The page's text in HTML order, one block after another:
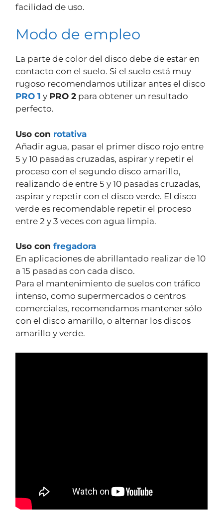
facilidad de uso.
Modo de empleo
La parte de color del disco debe de estar en
contacto con el suelo. Si el suelo está muy
rugoso recomendamos utilizar antes el disco
PRO 1 y PRO 2 para obtener un resultado
perfecto.
Uso con rotativa
Añadir agua, pasar el primer disco rojo entre
5 y 10 pasadas cruzadas, aspirar y repetir el
proceso con el segundo disco amarillo,
realizando de entre 5 y 10 pasadas cruzadas,
aspirar y repetir con el disco verde. El disco
verde es recomendable repetir el proceso
entre 2 y 3 veces con agua limpia.
Uso con fregadora
En aplicaciones de abrillantado realizar de 10
a 15 pasadas con cada disco.
Para el mantenimiento de suelos con tráfico
intenso, como supermercados o centros
comerciales, recomendamos mantener sólo
con el disco amarillo, o alternar los discos
amarillo y verde.